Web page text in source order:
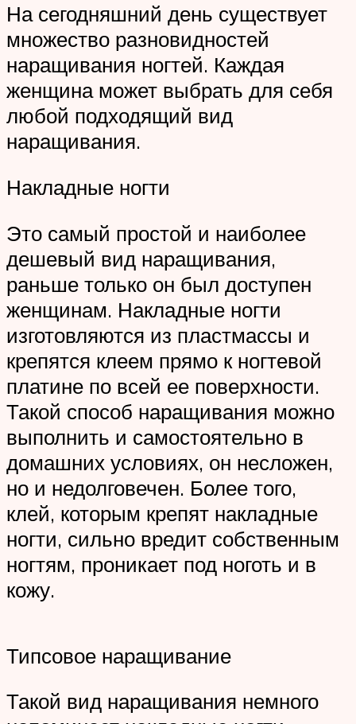
На сегодняшний день существует
множество разновидностей
наращивания ногтей. Каждая
женщина может выбрать для себя
любой подходящий вид
наращивания.
Накладные ногти
Это самый простой и наиболее
дешевый вид наращивания,
раньше только он был доступен
женщинам. Накладные ногти
изготовляются из пластмассы и
крепятся клеем прямо к ногтевой
платине по всей ее поверхности.
Такой способ наращивания можно
выполнить и самостоятельно в
домашних условиях, он несложен,
но и недолговечен. Более того,
клей, которым крепят накладные
ногти, сильно вредит собственным
ногтям, проникает под ноготь и в
кожу.
Типсовое наращивание
Такой вид наращивания немного